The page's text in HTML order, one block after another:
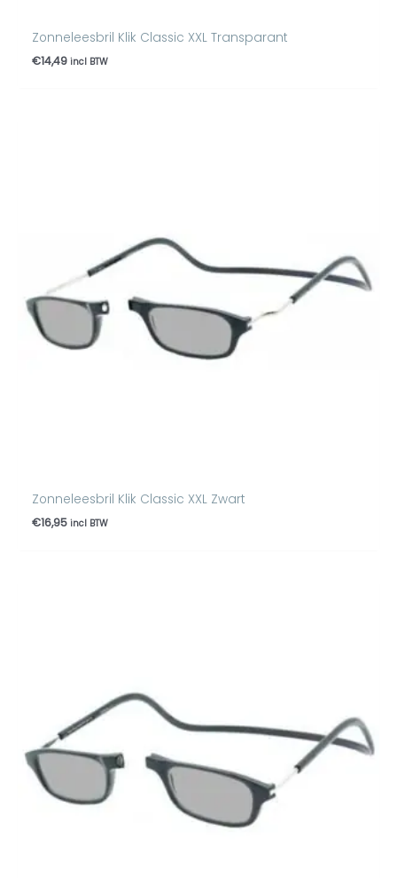
Zonneleesbril Klik Classic XXL Transparant
€14,49 incl BTW
Zonneleesbril Klik Classic XXL Zwart
€16,95 incl BTW